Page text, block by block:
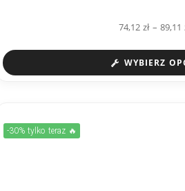
74,12zł – 89,11
WYBIERZ
-30% tylko teraz 🔥